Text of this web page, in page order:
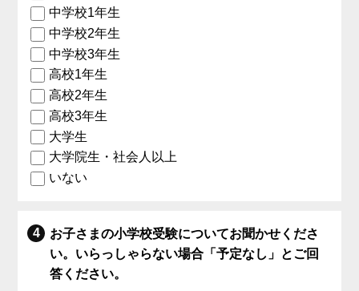
中学校1年生
中学校2年生
中学校3年生
高校1年生
高校2年生
高校3年生
大学生
大学院生・社会人以上
いない
お子さまの小学校受験についてお聞かせくださ
い。いらっしゃらない場合「予定なし」とご回
答ください。